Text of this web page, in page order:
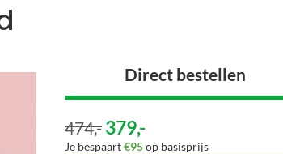
Direct bestellen
474,- 379,-
Je bespaart€95op basisprijs